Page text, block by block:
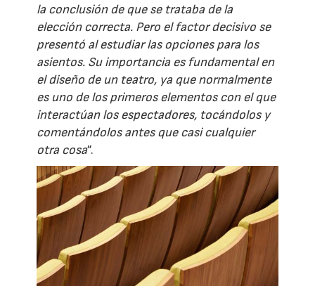
la conclusión de que se trataba de la
elección correcta. Pero el factor decisivo se
presentó al estudiar las opciones para los
asientos. Su importancia es fundamental en
el diseño de un teatro, ya que normalmente
es uno de los primeros elementos con el que
interactúan los espectadores, tocándolos y
comentándolos antes que casi cualquier
otra cosa”.